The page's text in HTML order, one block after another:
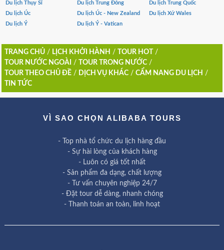
Du lịch Thụy Sĩ
Du lịch Trung Đông
Du lịch Trung Quốc
Du lịch Úc
Du lịch Úc - New Zealand
Du lịch Xứ Wales
Du lịch Ý
Du lịch Ý - Vatican
TRANG CHỦ/ LỊCH KHỞI HÀNH / TOUR HOT
/
TOUR NƯỚC NGOÀI
/ TOUR TRONG NƯỚC/
TOUR THEO CHỦ ĐỀ/ DỊCH VỤ KHÁC/ CẨM NANG DU LỊCH /
TIN TỨC
VÌ SAO CHỌN ALIBABA TOURS
- Top nhà tổ chức du lịch hàng đầu
- Sự hài lòng của khách hàng
- Luôn có giá tốt nhất
- Sản phẩm đa dạng, chất lượng
- Tư vấn chuyên nghiệp 24/7
- Đặt tour dễ dàng, nhanh chóng
- Thanh toán an toàn, linh hoạt